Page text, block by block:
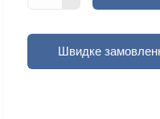
Швидке